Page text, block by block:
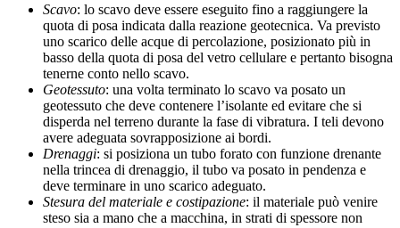
Scavo: lo scavo deve essere eseguito fino a raggiungere la
quota di posa indicata dalla reazione geotecnica. Va previsto
uno scarico delle acque di percolazione, posizionato più in
basso della quo­ta di posa del vetro cellulare e pertanto bisogna
tenerne conto nello scavo.
Geotessuto: una volta terminato lo scavo va posato un
geotessuto che deve contenere l’isolante ed evitare che si
disperda nel terreno durante la fase di vibratura. I teli devono
avere adeguata sovrap­posizione ai bordi.
Drenaggi: si posiziona un tubo forato con funzione drenante
nella trincea di drenaggio, il tubo va posato in pendenza e
deve terminare in uno scarico adeguato.
Stesura del materiale e costipazione: il materiale può venire
steso sia a mano che a macchina, in strati di spessore non